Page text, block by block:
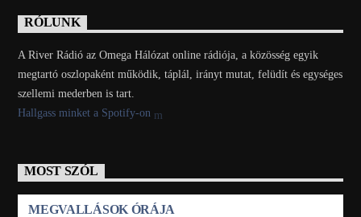
RÓLUNK
A River Rádió az Omega Hálózat online rádiója, a közösség egyik
megtartó oszlopaként működik, táplál, irányt mutat, felüdít és egységes
szellemi mederben is tart.
Hallgass minket a Spotify-on
MOST SZÓL
MEGVALLÁSOK ÓRÁJA